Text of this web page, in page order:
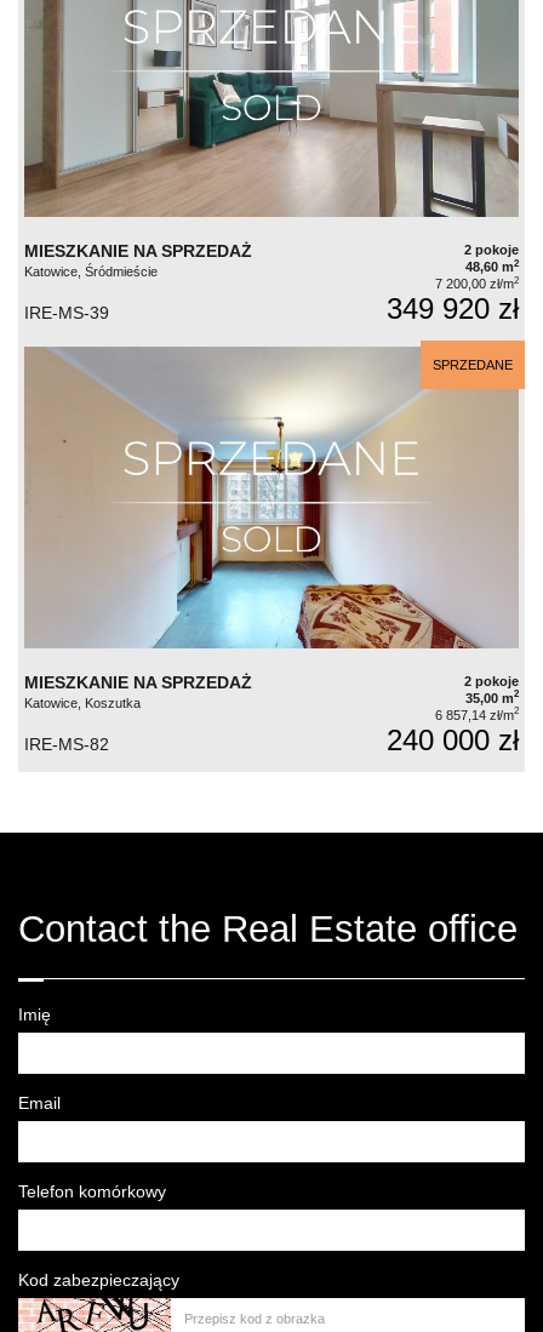
MIESZKANIE NA SPRZEDAŻ
Katowice, Śródmieście
2 pokoje
48,60 m2
7 200,00 zł/m2
IRE-MS-39 349 920 zł
SPRZEDANE
MIESZKANIE NA SPRZEDAŻ
Katowice, Koszutka
2 pokoje
35,00 m2
6 857,14 zł/m2
IRE-MS-82 240 000 zł
Contact the Real Estate office
Imię
Email
Telefon komórkowy
Kod zabezpieczający